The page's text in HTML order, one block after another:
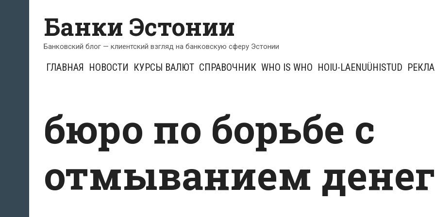
содержимому
Банки Эстонии
Банковский блог — клиентский взгляд на банковскую сферу Эстонии
ГЛАВНАЯ НОВОСТИ КУРСЫ ВАЛЮТ СПРАВОЧНИК WHO IS WHO HOIU-LAENUÜHISTUD
бюро по борьбе с
отмыванием денег